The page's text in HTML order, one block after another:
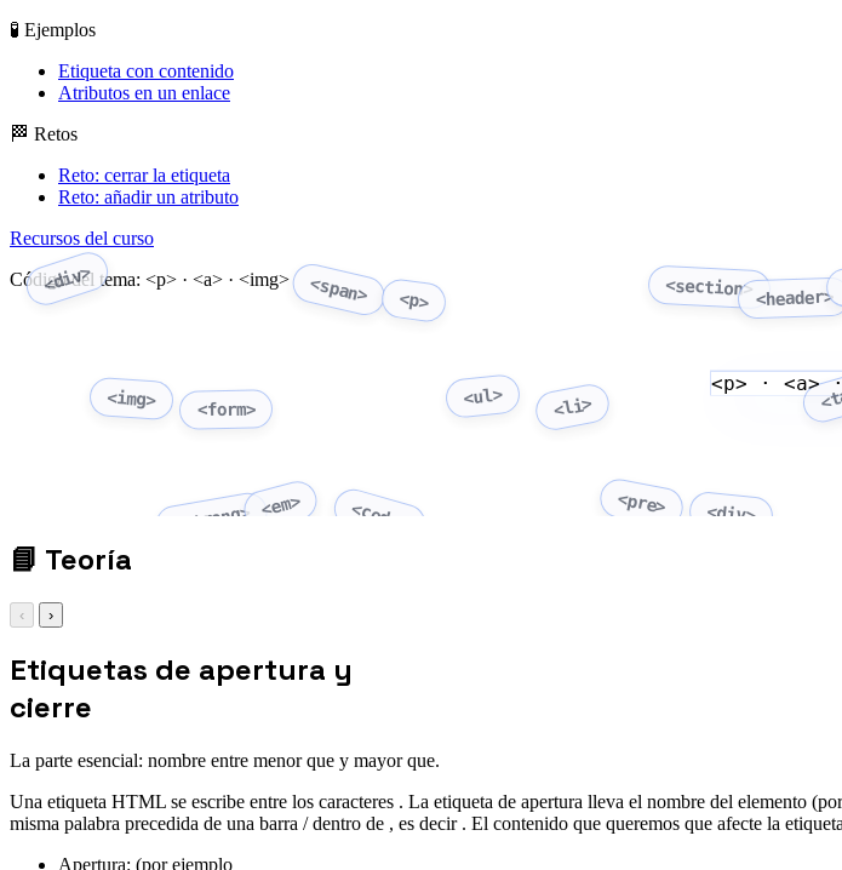
🧪 Ejemplos
Etiqueta con contenido
Atributos en un enlace
🏁 Retos
Reto: cerrar la etiqueta
Reto: añadir un atributo
Recursos del curso
Código del tema: <p> · <a> · <img>
<div> <span> <p>
<section><header>
<img> <form>
<ul> <li>
<strong> <em> <code> <pre> <div>
<p> · <a>
📘 Teoría
‹ ›
Etiquetas de apertura y
cierre
La parte esencial: nombre entre menor que y mayor que.
Una etiqueta HTML se escribe entre los caracteres . La etiqueta de apertura lleva el nombre del elemento
misma palabra precedida de una barra / dentro de , es decir . El contenido que queremos que afecte la
Apertura: (por ejemplo